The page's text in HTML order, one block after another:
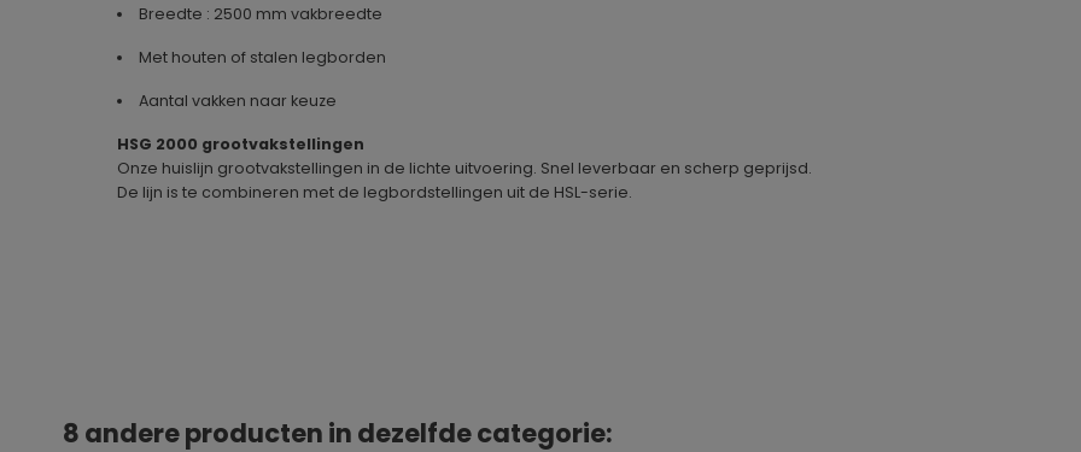
Breedte : 2500 mm vakbreedte
Met houten of stalen legborden
Aantal vakken naar keuze
HSG 2000 grootvakstellingen
Onze huislijn grootvakstellingen in de lichte uitvoering. Snel leverbaar en scherp geprijsd.
De lijn is te combineren met de legbordstellingen uit de HSL-serie.
8 andere producten in dezelfde categorie: